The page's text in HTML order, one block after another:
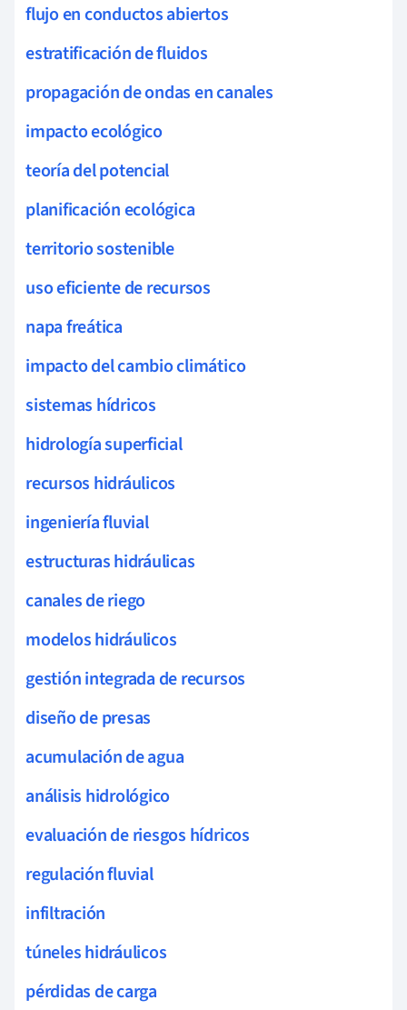
flujo en conductos abiertos
estratificación de fluidos
propagación de ondas en canales
impacto ecológico
teoría del potencial
planificación ecológica
territorio sostenible
uso eficiente de recursos
napa freática
impacto del cambio climático
sistemas hídricos
hidrología superficial
recursos hidráulicos
ingeniería fluvial
estructuras hidráulicas
canales de riego
modelos hidráulicos
gestión integrada de recursos
diseño de presas
acumulación de agua
análisis hidrológico
evaluación de riesgos hídricos
regulación fluvial
infiltración
túneles hidráulicos
pérdidas de carga